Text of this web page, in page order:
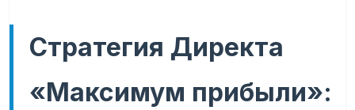
Стратегия Директа
«Максимум прибыли»: